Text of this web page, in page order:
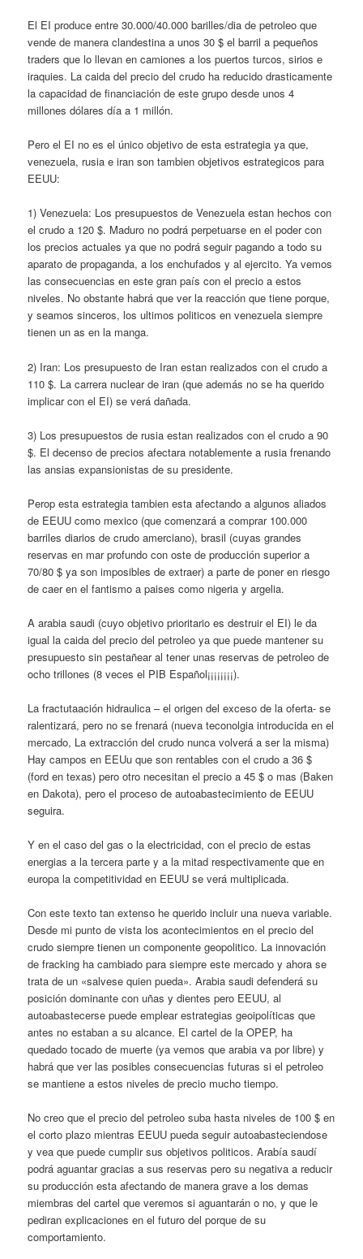
El EI produce entre 30.000/40.000 barilles/dia de petroleo que
vende de manera clandestina a unos 30 $ el barril a pequeños
traders que lo llevan en camiones a los puertos turcos, sirios e
iraquies. La caida del precio del crudo ha reducido drasticamente
la capacidad de financiación de este grupo desde unos 4
millones dólares día a 1 millón.
Pero el EI no es el único objetivo de esta estrategia ya que,
venezuela, rusia e iran son tambien objetivos estrategicos para
EEUU:
1) Venezuela: Los presupuestos de Venezuela estan hechos con
el crudo a 120 $. Maduro no podrá perpetuarse en el poder con
los precios actuales ya que no podrá seguir pagando a todo su
aparato de propaganda, a los enchufados y al ejercito. Ya vemos
las consecuencias en este gran país con el precio a estos
niveles. No obstante habrá que ver la reacción que tiene porque,
y seamos sinceros, los ultimos politicos en venezuela siempre
tienen un as en la manga.
2) Iran: Los presupuesto de Iran estan realizados con el crudo a
110 $. La carrera nuclear de iran (que además no se ha querido
implicar con el EI) se verá dañada.
3) Los presupuestos de rusia estan realizados con el crudo a 90
$. El decenso de precios afectara notablemente a rusia frenando
las ansias expansionistas de su presidente.
Perop esta estrategia tambien esta afectando a algunos aliados
de EEUU como mexico (que comenzará a comprar 100.000
barriles diarios de crudo amerciano), brasil (cuyas grandes
reservas en mar profundo con oste de producción superior a
70/80 $ ya son imposibles de extraer) a parte de poner en riesgo
de caer en el fantismo a paises como nigeria y argelia.
A arabia saudi (cuyo objetivo prioritario es destruir el EI) le da
igual la caida del precio del petroleo ya que puede mantener su
presupuesto sin pestañear al tener unas reservas de petroleo de
ocho trillones (8 veces el PIB Español¡¡¡¡¡¡¡¡).
La fractutaación hidraulica – el origen del exceso de la oferta- se
ralentizará, pero no se frenará (nueva teconolgia introducida en el
mercado, La extracción del crudo nunca volverá a ser la misma)
Hay campos en EEUu que son rentables con el crudo a 36 $
(ford en texas) pero otro necesitan el precio a 45 $ o mas (Baken
en Dakota), pero el proceso de autoabastecimiento de EEUU
seguira.
Y en el caso del gas o la electricidad, con el precio de estas
energias a la tercera parte y a la mitad respectivamente que en
europa la competitividad en EEUU se verá multiplicada.
Con este texto tan extenso he querido incluir una nueva variable.
Desde mi punto de vista los acontecimientos en el precio del
crudo siempre tienen un componente geopolitico. La innovación
de fracking ha cambiado para siempre este mercado y ahora se
trata de un «salvese quien pueda». Arabia saudi defenderá su
posición dominante con uñas y dientes pero EEUU, al
autoabastecerse puede emplear estrategias geoipolíticas que
antes no estaban a su alcance. El cartel de la OPEP, ha
quedado tocado de muerte (ya vemos que arabia va por libre) y
habrá que ver las posibles consecuencias futuras si el petroleo
se mantiene a estos niveles de precio mucho tiempo.
No creo que el precio del petroleo suba hasta niveles de 100 $ en
el corto plazo mientras EEUU pueda seguir autoabasteciendose
y vea que puede cumplir sus objetivos politicos. Arabía saudí
podrá aguantar gracias a sus reservas pero su negativa a reducir
su producción esta afectando de manera grave a los demas
miembras del cartel que veremos si aguantarán o no, y que le
pediran explicaciones en el futuro del porque de su
comportamiento.